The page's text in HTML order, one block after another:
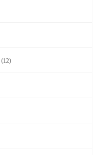
(12)